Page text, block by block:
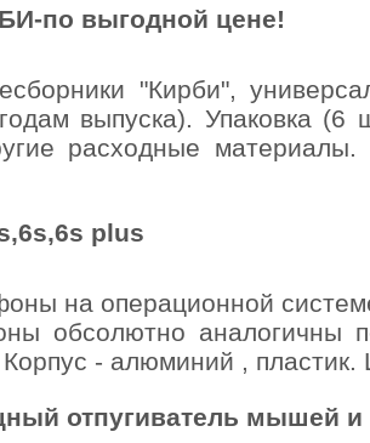
по выгодной цене!
"Кирби",
выпуска). Упаковка (6
расходные материалы.
plus
на операционной
обсолютно
Корпус - алюминий , пластик.
отпугиватель мышей и